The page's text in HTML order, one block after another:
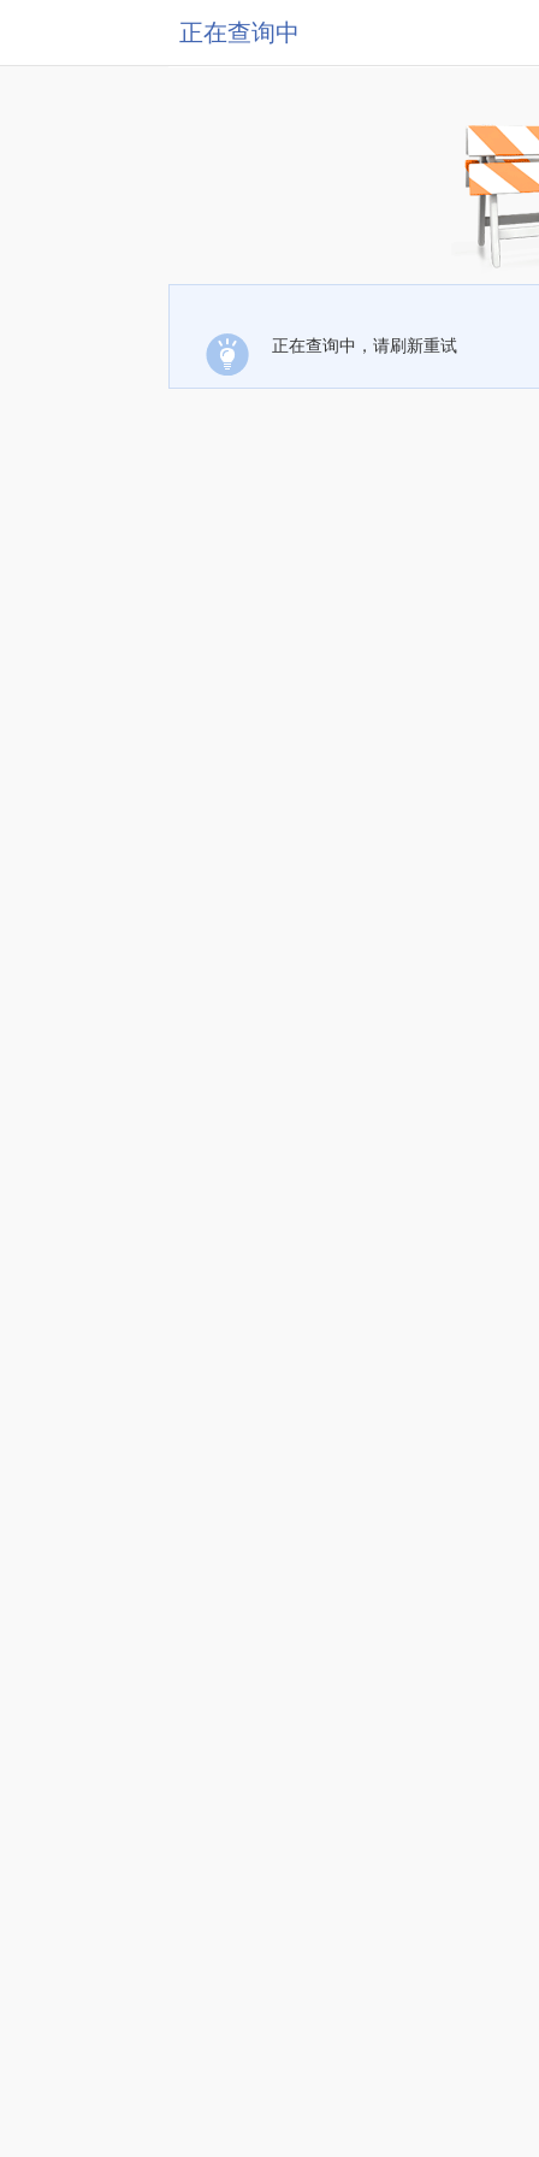
正在查询中
正在查询中，请刷新重试